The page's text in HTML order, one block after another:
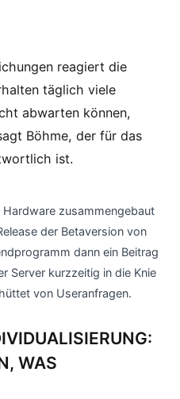
reagiert die
täglich viele
abwarten können,
Böhme, der für das
ist.
zusammengebaut
der Betaversion von
dann ein Beitrag
Server kurzzeitig in die Knie
von Useranfragen.
WAS